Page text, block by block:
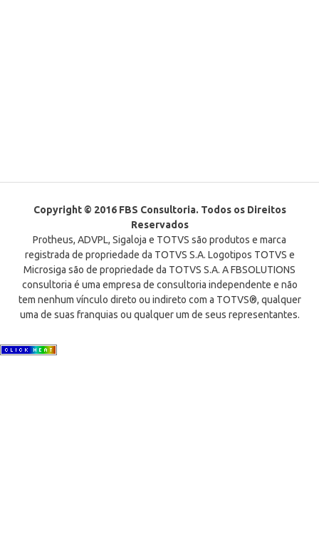
Copyright © 2016 FBS Consultoria. Todos os Direitos
Reservados
Protheus, ADVPL, Sigaloja e TOTVS são produtos e marca
registrada de propriedade da TOTVS S.A. Logotipos TOTVS e
Microsiga são de propriedade da TOTVS S.A. A FBSOLUTIONS
consultoria é uma empresa de consultoria independente e não
tem nenhum vínculo direto ou indireto com a TOTVS®, qualquer
uma de suas franquias ou qualquer um de seus representantes.